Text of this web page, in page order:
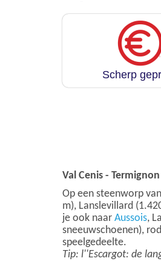
Scherp
Val Cenis -
Op een steenworp
m), Lanslevillard
je ook naar Aussois,
sneeuwschoenen),
speelgedeelte.
Tip: l''Escargot: de